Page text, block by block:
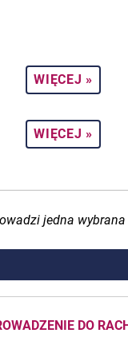
WIĘCEJ »
WIĘCEJ »
jedna wybrana
DO